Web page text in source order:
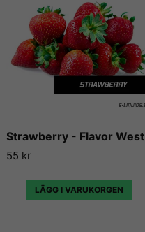
Strawberry - Flavor West
55 kr
LÄGG I VARUKORGEN